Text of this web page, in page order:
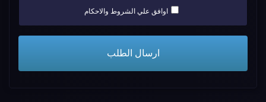
اوافق علي الشروط والاحكام